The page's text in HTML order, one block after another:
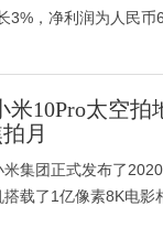
3%，净利润为人民币
米10Pro太空拍
月
集团正式发布了
载了1亿像素8K电影